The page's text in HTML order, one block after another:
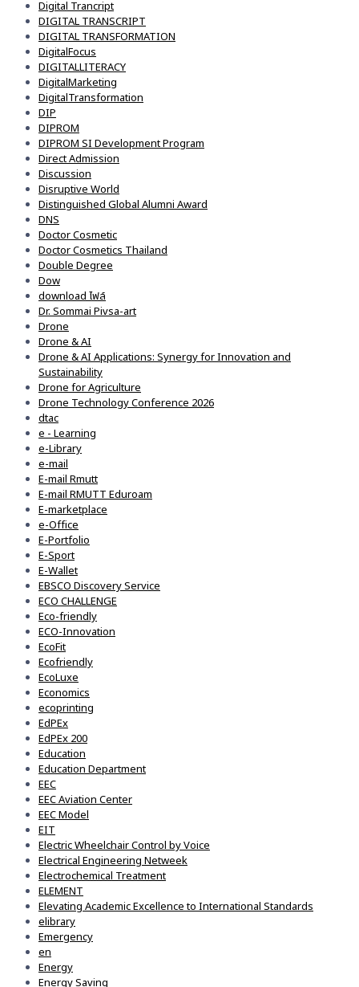
Digital Trancript
DIGITAL TRANSCRIPT
DIGITAL TRANSFORMATION
DigitalFocus
DIGITALLITERACY
DigitalMarketing
DigitalTransformation
DIP
DIPROM
DIPROM SI Development Program
Direct Admission
Discussion
Disruptive World
Distinguished Global Alumni Award
DNS
Doctor Cosmetic
Doctor Cosmetics Thailand
Double Degree
Dow
download ไฟล์
Dr. Sommai Pivsa-art
Drone
Drone & AI
Drone & AI Applications: Synergy for Innovation and
Sustainability
Drone for Agriculture
Drone Technology Conference 2026
dtac
e - Learning
e-Library
e-mail
E-mail Rmutt
E-mail RMUTT Eduroam
E-marketplace
e-Office
E-Portfolio
E-Sport
E-Wallet
EBSCO Discovery Service
ECO CHALLENGE
Eco-friendly
ECO-Innovation
EcoFit
Ecofriendly
EcoLuxe
Economics
ecoprinting
EdPEx
EdPEx 200
Education
Education Department
EEC
EEC Aviation Center
EEC Model
EIT
Electric Wheelchair Control by Voice
Electrical Engineering Netweek
Electrochemical Treatment
ELEMENT
Elevating Academic Excellence to International Standards
elibrary
Emergency
en
Energy
Energy Saving